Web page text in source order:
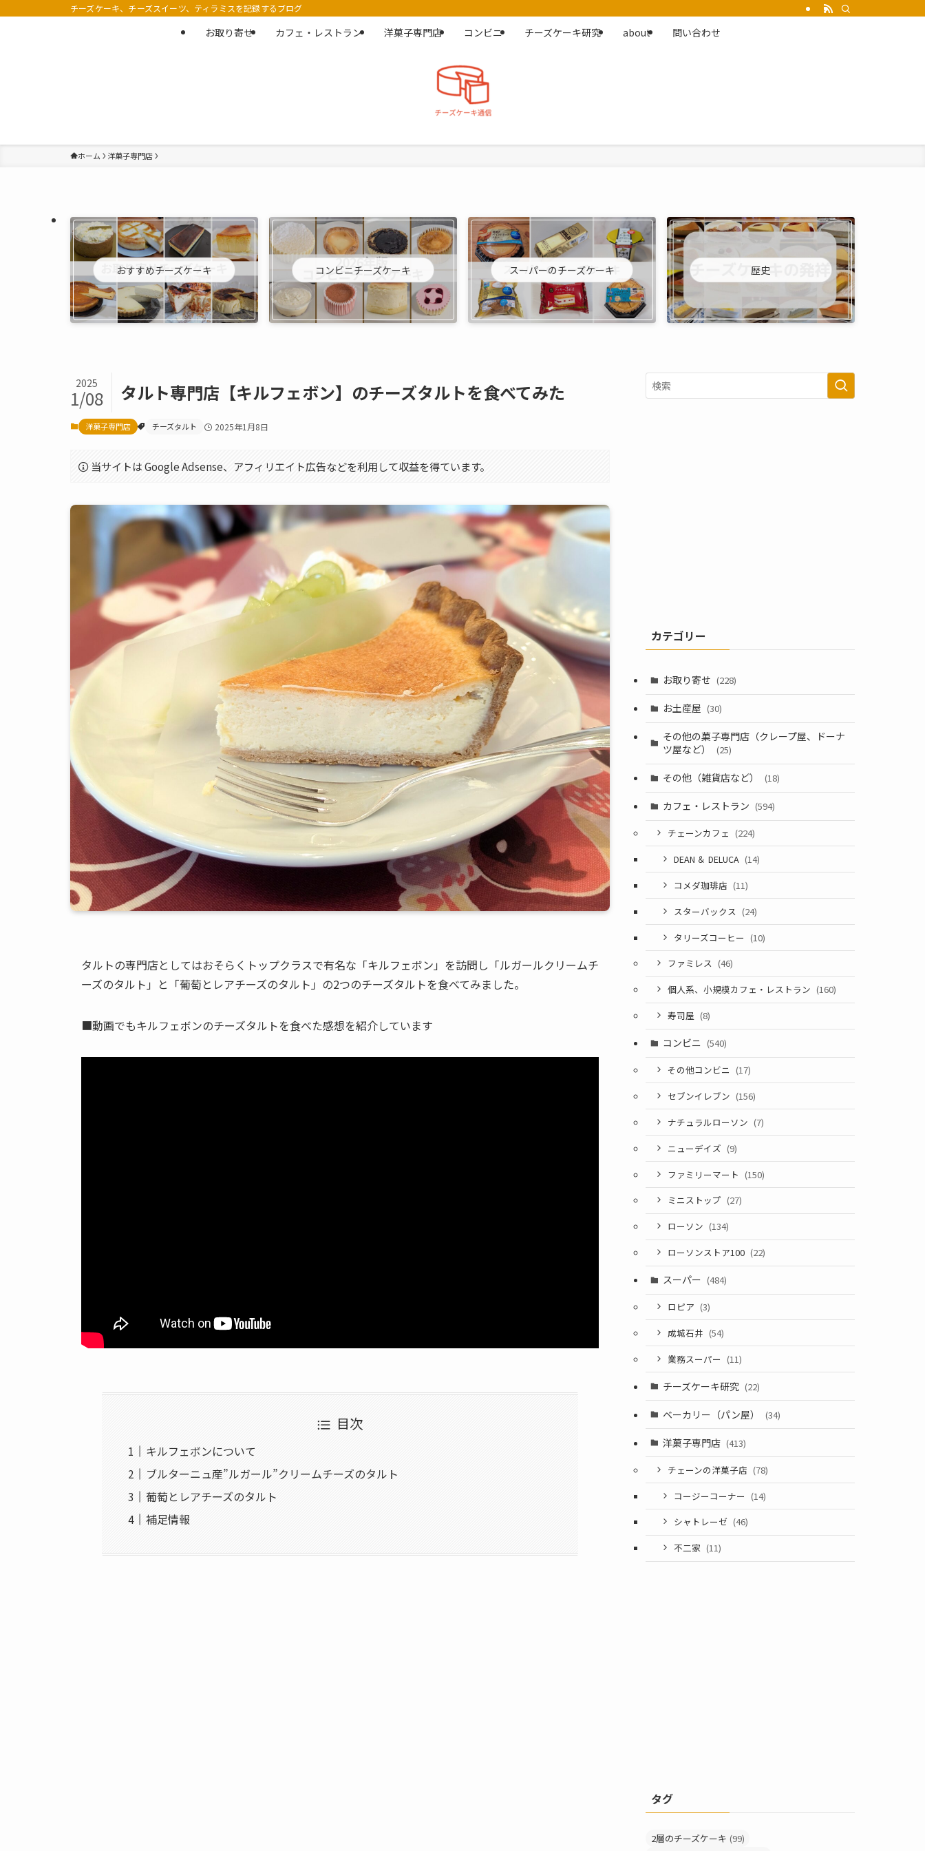
チーズケーキ、チーズスイーツ、ティラミスを記録するブログ
お取り寄せ カフェ・レストラン 洋菓子専門店 コンビニ チーズケーキ研究 about 問い合わせ
ホーム 洋菓子専門店
おすすめチーズケーキ コンビニチーズケーキ スーパーのチーズケーキ 歴史
タルト専門店【キルフェボン】のチーズタルトを食べてみた
2025
1/08
洋菓子専門店 チーズタルト 2025年1月8日
当サイトは Google Adsense、アフィリエイト広告などを利用して収益を得ています。
タルトの専門店としてはおそらくトップクラスで有名な「キルフェボン」を訪問し「ルガールクリームチ
ーズのタルト」と「葡萄とレアチーズのタルト」の2つのチーズタルトを食べてみました。
■動画でもキルフェボンのチーズタルトを食べた感想を紹介しています
目次
キルフェボンについて
ブルターニュ産”ルガール”クリームチーズのタルト
葡萄とレアチーズのタルト
補足情報
カテゴリー
お取り寄せ (228)
お土産屋 (30)
その他の菓子専門店（クレープ屋、ドーナ
ツ屋など）
(25)
その他（雑貨店など） (18)
カフェ・レストラン (594)
チェーンカフェ (224)
DEAN ＆ DELUCA (14)
コメダ珈琲店 (11)
スターバックス (24)
タリーズコーヒー (10)
ファミレス (46)
個人系、小規模カフェ・レストラン (160)
寿司屋 (8)
コンビニ (540)
その他コンビニ (17)
セブンイレブン (156)
ナチュラルローソン (7)
ニューデイズ (9)
ファミリーマート (150)
ミニストップ (27)
ローソン (134)
ローソンストア100 (22)
スーパー (484)
ロピア (3)
成城石井 (54)
業務スーパー (11)
チーズケーキ研究 (22)
ベーカリー（パン屋） (34)
洋菓子専門店 (413)
チェーンの洋菓子店 (78)
コージーコーナー (14)
シャトレーゼ (46)
不二家 (11)
タグ
2層のチーズケーキ (99)